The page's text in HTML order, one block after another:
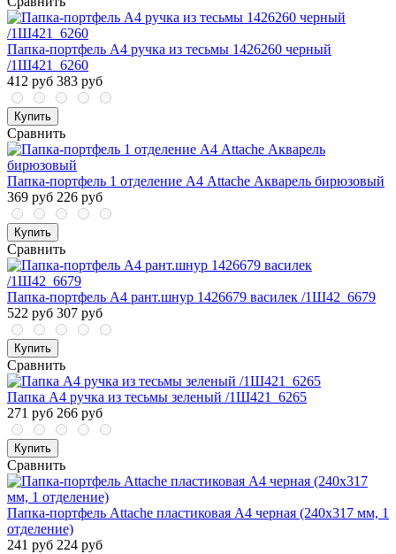
Папка-портфель А4 ручка из тесьмы 1426260 черный
/1Ш421_6260
412 руб 383 руб
Купить
Сравнить
Папка-портфель 1 отделение А4 Attache Акварель бирюзовый
369 руб 226 руб
Купить
Сравнить
Папка-портфель А4 рант.шнур 1426679 василек /1Ш42_6679
522 руб 307 руб
Купить
Сравнить
Папка А4 ручка из тесьмы зеленый /1Ш421_6265
271 руб 266 руб
Купить
Сравнить
Папка-портфель Attache пластиковая A4 черная (240x317 мм, 1
отделение)
241 руб 224 руб